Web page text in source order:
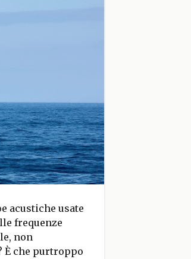
acustiche usate
frequenze
non
È che purtroppo